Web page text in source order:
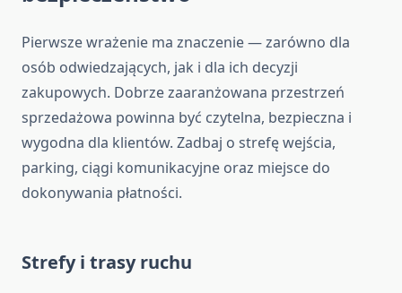
Pierwsze wrażenie ma znaczenie — zarówno dla
osób odwiedzających, jak i dla ich decyzji
zakupowych. Dobrze zaaranżowana przestrzeń
sprzedażowa powinna być czytelna, bezpieczna i
wygodna dla klientów. Zadbaj o strefę wejścia,
parking, ciągi komunikacyjne oraz miejsce do
dokonywania płatności.
Strefy i trasy ruchu